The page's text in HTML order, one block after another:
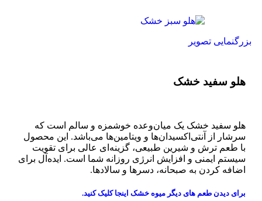
بزرگنمایی تصویر
هلو سفید خشک
هلو سفید خشک یک میان‌وعده خوشمزه و سالم است که
سرشار از آنتی‌اکسیدان‌ها و ویتامین‌ها می‌باشد. این محصول
با طعم ترش و شیرین طبیعی، گزینه‌ای عالی برای تقویت
سیستم ایمنی و افزایش انرژی روزانه شما است. ایده‌آل برای
اضافه کردن به صبحانه، دسرها و سالادها.
برای دیدن طعم های دیگر میوه خشک اینجا کلیککنید.